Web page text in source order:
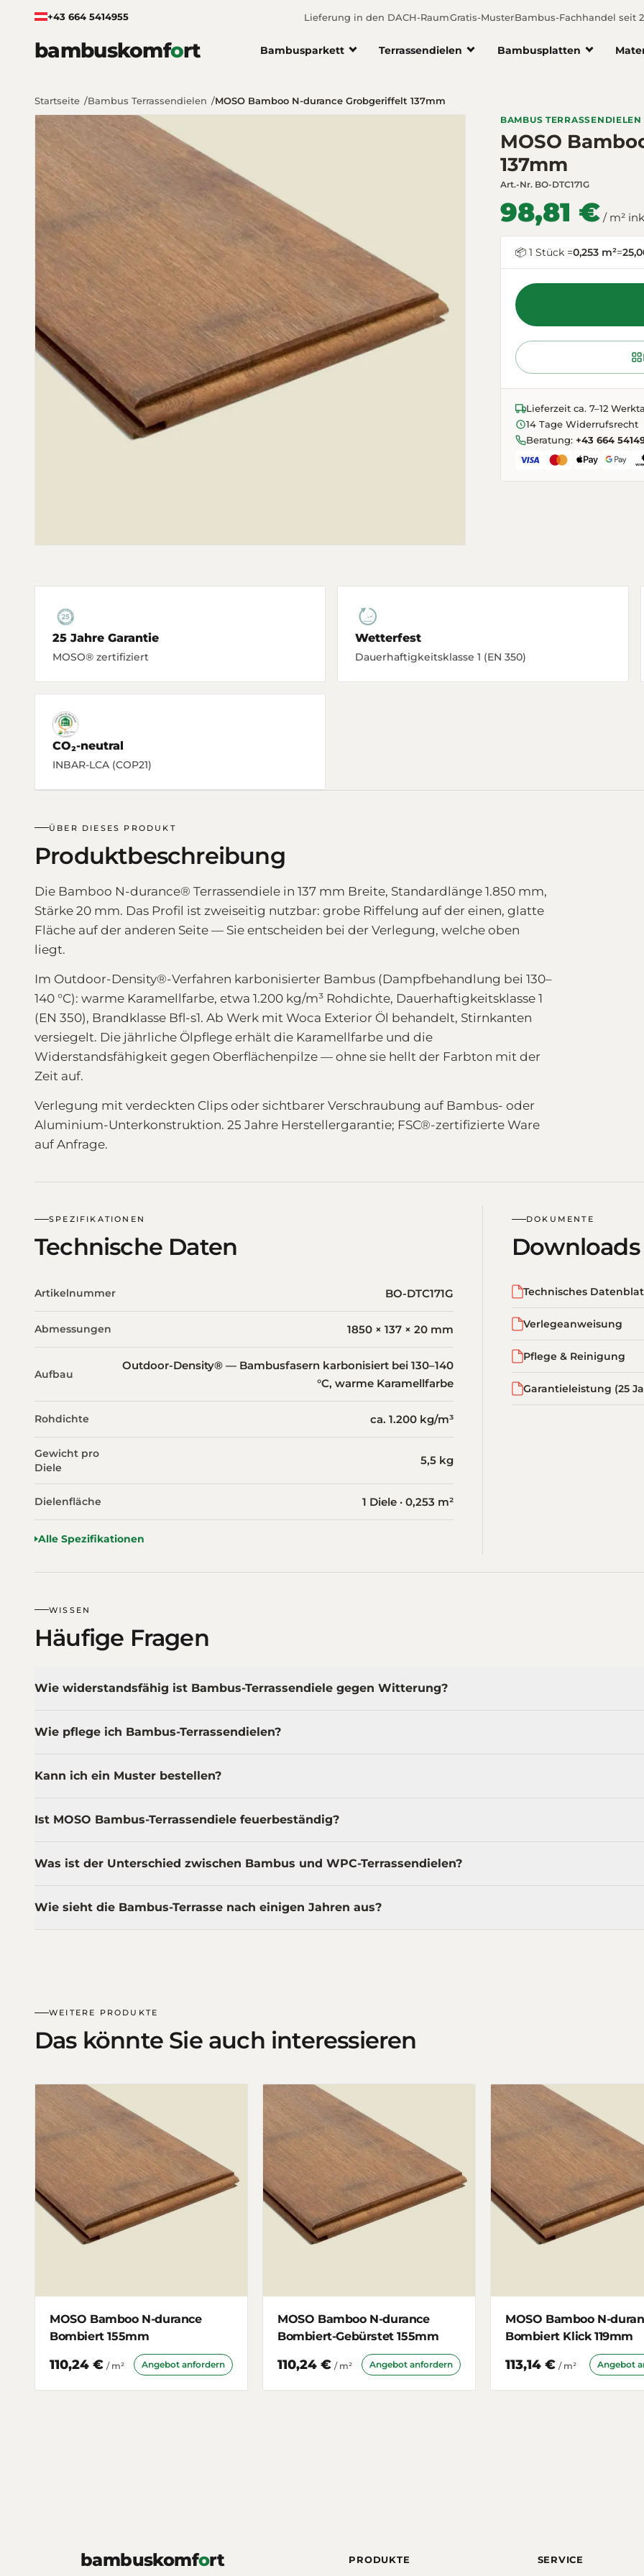
Zum Inhalt springen
+43 664 5414955 Lieferung in den DACH-RaumGratis-MusterBambus-Fachhandel seit
bambuskomfort Bambusparkett Terrassendielen Bambusplatten
Startseite Bambus Terrassendielen MOSO Bamboo N-durance Grobgeriffelt 137mm
BAMBUS TERRASSENDIELEN
MOSO
137mm
Art.-Nr. BO-DTC171G
98,81 € / m²
📦 1 Stück =0,253 m²=
Lieferzeit ca. 7–12
14 Tage Widerrufsrecht
Beratung: +43 664
25 Jahre Garantie
MOSO® zertifiziert
Wetterfest
Dauerhaftigkeitsklasse 1 (EN 350)
CO₂-neutral
INBAR-LCA (COP21)
ÜBER DIESES PRODUKT
Produktbeschreibung
Die Bamboo N-durance® Terrassendiele in 137 mm Breite, Standardlänge 1.850 mm,
Stärke 20 mm. Das Profil ist zweiseitig nutzbar: grobe Riffelung auf der einen, glatte
Fläche auf der anderen Seite — Sie entscheiden bei der Verlegung, welche oben
liegt.
Im Outdoor-Density®-Verfahren karbonisierter Bambus (Dampfbehandlung bei 130–
140 °C): warme Karamellfarbe, etwa 1.200 kg/m³ Rohdichte, Dauerhaftigkeitsklasse 1
(EN 350), Brandklasse Bfl-s1. Ab Werk mit Woca Exterior Öl behandelt, Stirnkanten
versiegelt. Die jährliche Ölpflege erhält die Karamellfarbe und die
Widerstandsfähigkeit gegen Oberflächenpilze — ohne sie hellt der Farbton mit der
Zeit auf.
Verlegung mit verdeckten Clips oder sichtbarer Verschraubung auf Bambus- oder
Aluminium-Unterkonstruktion. 25 Jahre Herstellergarantie; FSC®-zertifizierte Ware
auf Anfrage.
SPEZIFIKATIONEN
Technische Daten
Artikelnummer BO-DTC171G
Abmessungen 1850 × 137 × 20 mm
Aufbau
Outdoor-Density® — Bambusfasern karbonisiert bei 130–140
°C, warme Karamellfarbe
Rohdichte ca. 1.200 kg/m³
Gewicht pro
Diele
5,5 kg
Dielenfläche 1 Diele · 0,253 m²
Alle Spezifikationen
DOKUMENTE
Downloads
Technisches
Verlegeanweisung
Pflege & Reinigung
Garantieleistung (25
WISSEN
Häufige Fragen
Wie widerstandsfähig ist Bambus-Terrassendiele gegen Witterung?
Wie pflege ich Bambus-Terrassendielen?
Kann ich ein Muster bestellen?
Ist MOSO Bambus-Terrassendiele feuerbeständig?
Was ist der Unterschied zwischen Bambus und WPC-Terrassendielen?
Wie sieht die Bambus-Terrasse nach einigen Jahren aus?
WEITERE PRODUKTE
Das könnte Sie auch interessieren
MOSO Bamboo N-durance
Bombiert 155mm
110,24 € / m² Angebot anfordern
MOSO Bamboo N-durance
Bombiert-Gebürstet 155mm
110,24 € / m² Angebot anfordern
MOSO Bamboo N-
Bombiert Klick 119mm
113,14 € / m² Angebot
bambuskomfort PRODUKTE SERVICE